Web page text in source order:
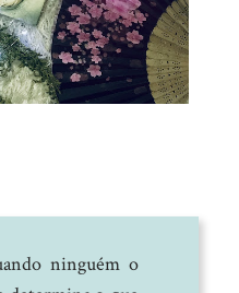
ninguém o